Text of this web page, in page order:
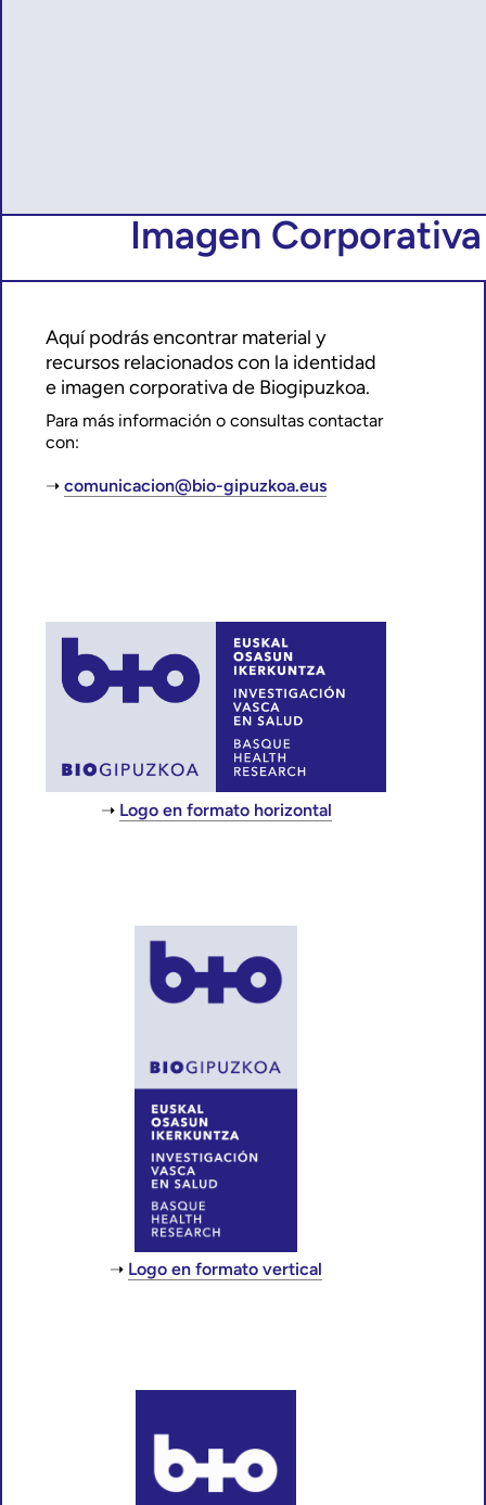
Imagen Corporativa
Aquí podrás encontrar material y
recursos relacionados con la identidad
e imagen corporativa de Biogipuzkoa.
Para más información o consultas contactar
con:
comunicacion@bio-gipuzkoa.eus
Logo en formato horizontal
Logo en formato vertical